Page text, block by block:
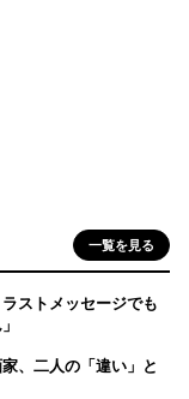
一覧を見る
ストメッセージでも
、二人の「違い」と